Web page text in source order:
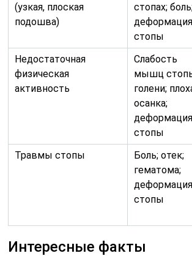
(узкая, плоская
подошва)
стопах;
деформация
стопы
Недостаточная
физическая
активность
Слабость
мышц
голени;
осанка;
деформация
стопы
Травмы стопы
Боль; отек;
гематома;
деформация
стопы
Интересные факты